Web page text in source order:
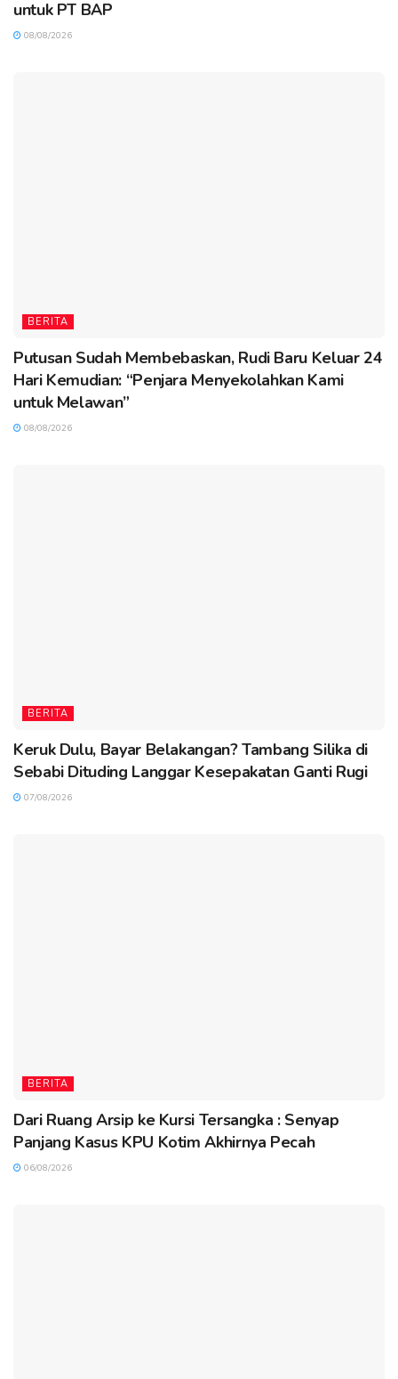
untuk PT BAP
08/08/2026
BERITA
Putusan Sudah Membebaskan, Rudi Baru Keluar 24
Hari Kemudian: “Penjara Menyekolahkan Kami
untuk Melawan”
08/08/2026
BERITA
Keruk Dulu, Bayar Belakangan? Tambang Silika di
Sebabi Dituding Langgar Kesepakatan Ganti Rugi
07/08/2026
BERITA
Dari Ruang Arsip ke Kursi Tersangka : Senyap
Panjang Kasus KPU Kotim Akhirnya Pecah
06/08/2026